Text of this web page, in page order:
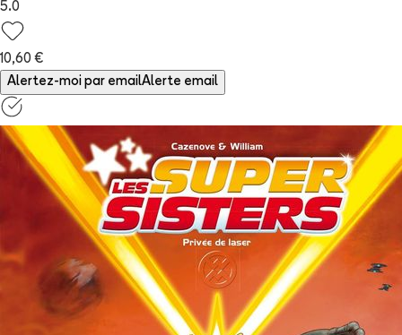
5.0
10,60 €
Alertez-moi par emailAlerte email